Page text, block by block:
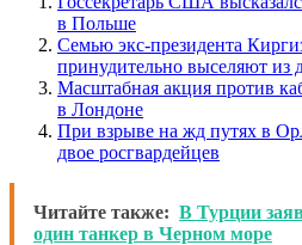
в Польше
Семью экс-президента
принудительно выселяют из
Масштабная акция против
в Лондоне
При взрыве на жд путях в
двое росгвардейцев
Читайте также: В Турции
один танкер в Черном море